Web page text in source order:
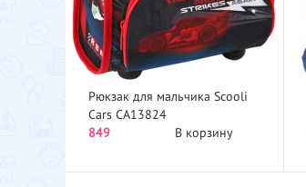
Рюкзак для мальчика Scooli
Cars CA13824
849
В корзину